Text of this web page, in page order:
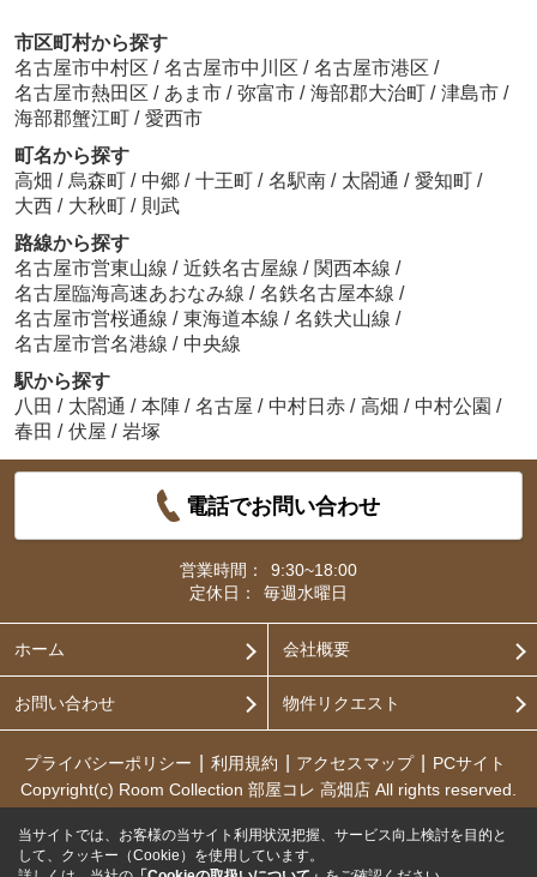
市区町村から探す
名古屋市中村区 / 名古屋市中川区 / 名古屋市港区 /
名古屋市熱田区 / あま市 / 弥富市 / 海部郡大治町 / 津島市 /
海部郡蟹江町 / 愛西市
町名から探す
高畑 / 烏森町 / 中郷 / 十王町 / 名駅南 / 太閤通 / 愛知町 /
大西 / 大秋町 / 則武
路線から探す
名古屋市営東山線 / 近鉄名古屋線 / 関西本線 /
名古屋臨海高速あおなみ線 / 名鉄名古屋本線 /
名古屋市営桜通線 / 東海道本線 / 名鉄犬山線 /
名古屋市営名港線 / 中央線
駅から探す
八田 / 太閤通 / 本陣 / 名古屋 / 中村日赤 / 高畑 / 中村公園 /
春田 / 伏屋 / 岩塚
電話でお問い合わせ
営業時間：
9:30~18:00
定休日：
毎週水曜日
ホーム 会社概要
お問い合わせ 物件リクエスト
プライバシーポリシー 利用規約 アクセスマップ
PCサイト
Copyright(c) Room Collection 部屋コレ 高畑店 All rights reserved.
当サイトでは、お客様の当サイト利用状況把握、サービス向上検討を目的と
して、クッキー（Cookie）を使用しています。